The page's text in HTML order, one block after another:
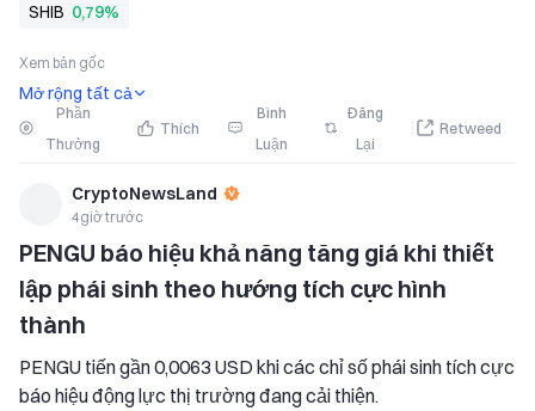
phục đà tăng.
Shiba Inu bước vào tháng 8 với sự lạc quan renewed sau
SHIB 0,79%
Xem bản gốc
Mở rộng tất cả
Phần
Thưởng
Thích
Bình
Luận
Đăng
Lại
Retweed
CryptoNewsLand
4giờ trước
PENGU báo hiệu khả năng tăng giá khi thiết
lập phái sinh theo hướng tích cực hình
thành
PENGU tiến gần 0,0063 USD khi các chỉ số phái sinh tích cực
báo hiệu động lực thị trường đang cải thiện.